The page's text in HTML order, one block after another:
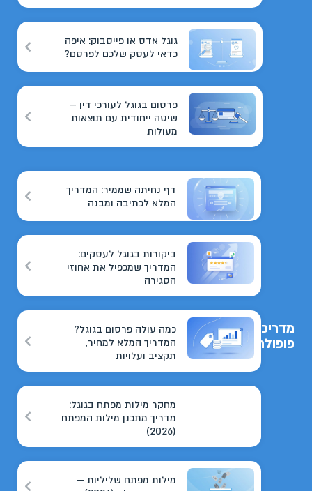
גוגל אדס או פייסבוק: איפה
כדאי לעסק שלכם לפרסם?
פרסום בגוגל לעורכי דין –
שיטה ייחודית עם תוצאות
מעולות
מדריכים
פופולריים
דף נחיתה שממיר: המדריך
המלא לכתיבה ומבנה
ביקורות בגוגל לעסקים:
המדריך שמכפיל את אחוזי
הסגירה
כמה עולה פרסום בגוגל?
המדריך המלא למחיר,
תקציב ועלויות
מחקר מילות מפתח בגוגל:
מדריך מתכנן מילות המפתח
(2026)
מילות מפתח שליליות —